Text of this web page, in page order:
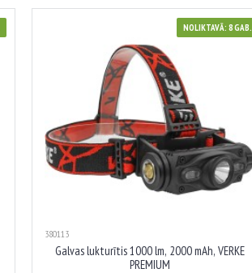
NOLIKTAVĀ: 8 GAB.
380113
Galvas lukturītis 1000 lm, 2000 mAh, VERKE
PREMIUM